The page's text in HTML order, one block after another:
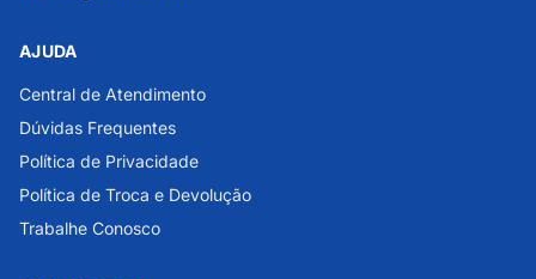
AJUDA
Central de Atendimento
Dúvidas Frequentes
Política de Privacidade
Política de Troca e Devolução
Trabalhe Conosco